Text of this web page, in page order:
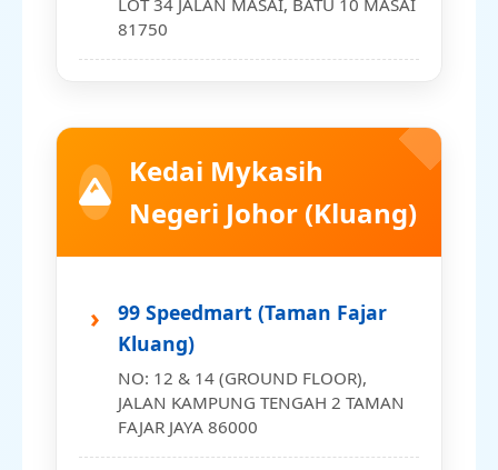
LOT 34 JALAN MASAI, BATU 10 MASAI
81750
LG1, 1 – LG 25, 25, 25-01, JALAN
CENGKERIK 1, PUSAT PERDAGANGAN
KEMPAS, 81200
SELADANG, TAMAN CENTURY 80250
Idaman)
LOT 22, 24, 26, 28, 30 & 32, JALAN
IDAMAN 2, TAMAN LARKIN IDAMAN,
Kedai Mykasih
Negeri Johor (Kluang)
99 Speedmart (Taman Fajar
Kluang)
NO: 12 & 14 (GROUND FLOOR),
JALAN KAMPUNG TENGAH 2 TAMAN
FAJAR JAYA 86000